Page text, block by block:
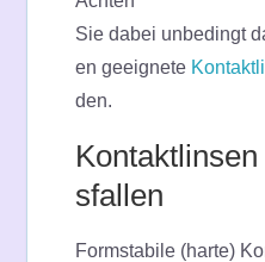
Sie dabei unbedingt
en geeignete
den.
sfallen
Formstabile (harte)